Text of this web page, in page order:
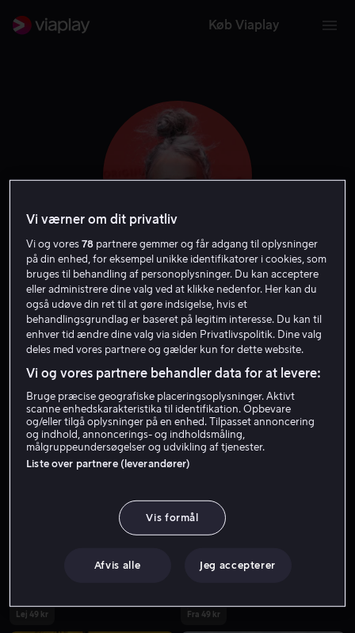
Køb Viaplay
Jane Adams
Skuespiller Gæst
Lej 49 kr Fra 49 kr
Vi værner om dit privatliv
Vi og vores78 partnere gemmer og får adgang til oplysninger
på din enhed, for eksempel unikke identifikatorer i cookies, som
bruges til behandling af personoplysninger. Du kan acceptere
eller administrere dine valg ved at klikke nedenfor. Her kan du
også udøve din ret til at gøre indsigelse, hvis et
behandlingsgrundlag er baseret på legitim interesse. Du kan til
enhver tid ændre dine valg via siden Privatlivspolitik. Dine valg
deles med vores partnere og gælder kun for dette website.
Vi og vores partnere behandler data for at levere:
Bruge præcise geografiske placeringsoplysninger. Aktivt
scanne enhedskarakteristika til identifikation. Opbevare
og/eller tilgå oplysninger på en enhed. Tilpasset annoncering
og indhold, annoncerings- og indholdsmåling,
målgruppeundersøgelser og udvikling af tjenester.
Liste over partnere (leverandører)
Vis formål
Afvis alle Jeg accepterer